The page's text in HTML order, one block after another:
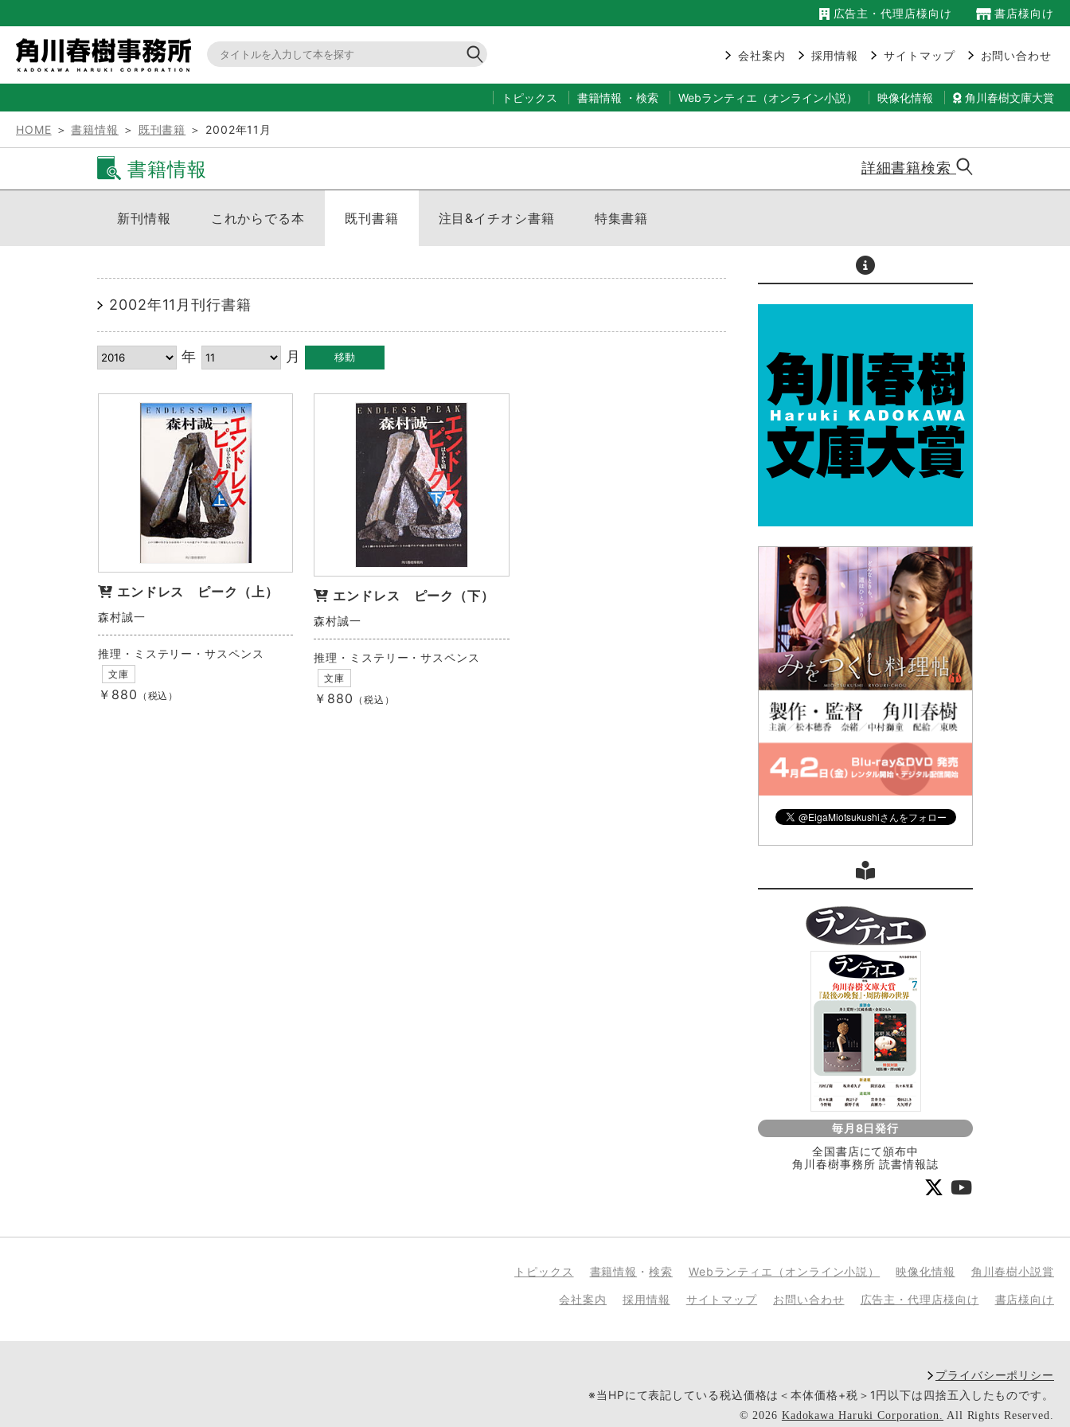
広告主・代理店様向け 書店様向け
会社案内 採用情報 サイトマップ お問い合わせ
トピックス 書籍情報 ・ 検索 Webランティエ（オンライン小説） 映像化情報 角川春樹文庫大賞
HOME ＞書籍情報 ＞ 既刊書籍 ＞ 2002年11月
書籍情報 詳細書籍検索
新刊情報 これからでる本 既刊書籍 注目&イチオシ書籍 特集書籍
2002年11月刊行書籍
年 月
エンドレス ピーク（上）
森村誠一
推理・ミステリー・サスペンス
文庫
￥880 （税込）
エンドレス ピーク（下）
森村誠一
推理・ミステリー・サスペンス
文庫
￥880 （税込）
毎月8日発行
全国書店にて頒布中
角川春樹事務所 読書情報誌
トピックス 書籍情報 ・検索 Webランティエ（オンライン小説） 映像化情報 角川春樹小説賞
会社案内 採用情報 サイトマップ お問い合わせ 広告主・代理店様向け 書店様向け
プライバシーポリシー
※当HPにて表記している税込価格は＜本体価格+税＞1円以下は四捨五入したものです。
© 2026 Kadokawa Haruki Corporation. All Rights Reserved.